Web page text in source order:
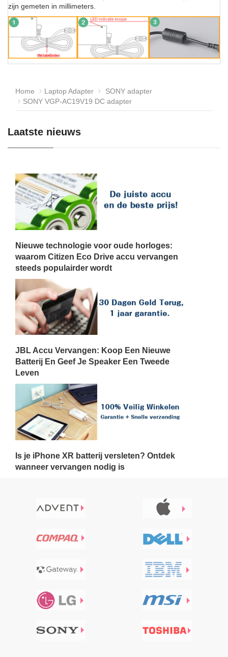
zijn gemeten in millimeters.
Home Laptop Adapter
SONY adapter
SONY VGP-AC19V19 DC adapter
Laatste nieuws
Nieuwe technologie voor oude horloges:
waarom Citizen Eco Drive accu vervangen
steeds populairder wordt
JBL Accu Vervangen: Koop Een Nieuwe
Batterij En Geef Je Speaker Een Tweede
Leven
Is je iPhone XR batterij versleten? Ontdek
wanneer vervangen nodig is